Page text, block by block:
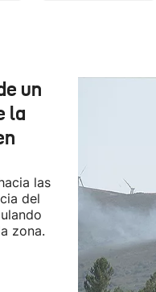
un
la
las
del
zona.